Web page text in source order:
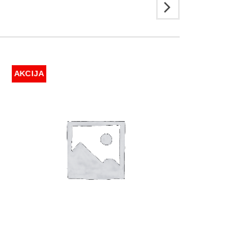
AKCIJA